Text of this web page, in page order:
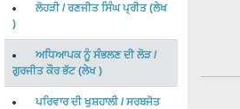
ਲੋਹੜੀ/ਰਣਜੀਤ ਸਿੰਘ ਪ੍ਰੀਤ(ਲੇਖ
)
ਅਧਿਆਪਕ ਨੂੰ ਸੰਭਲਣ ਦੀ ਲੋੜ/
ਗੁਰਜੀਤ ਕੌਰ ਭੱਟ(ਲੇਖ)
ਪਰਿਵਾਰ ਦੀ ਖੁਸ਼ਹਾਲੀ/ਸਰਬਜੋਤ